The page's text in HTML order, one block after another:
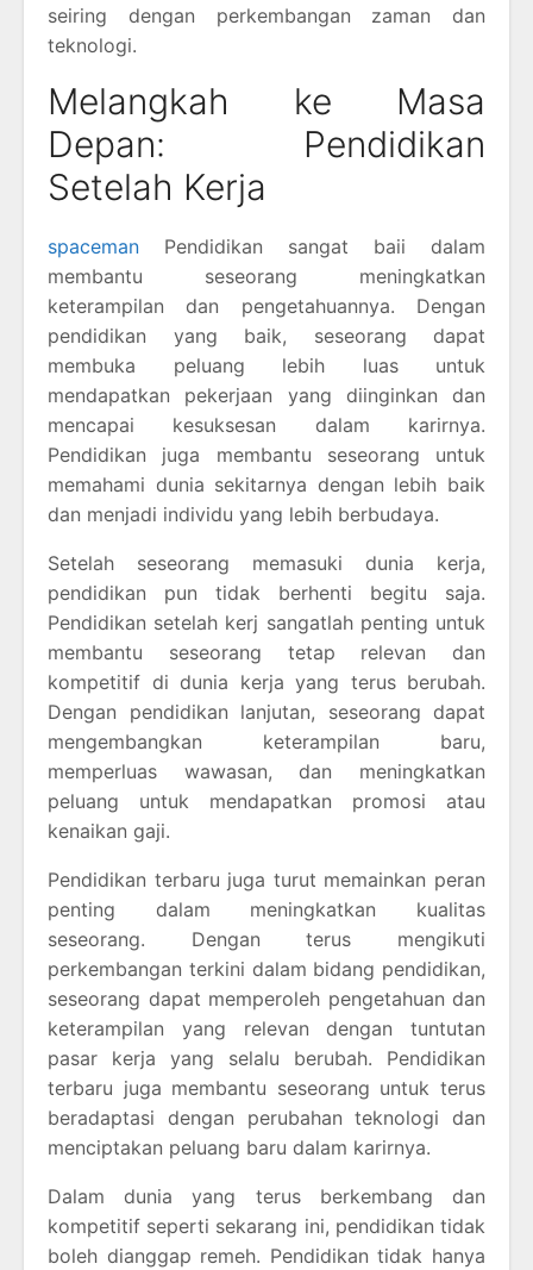
seiring dengan perkembangan zaman dan
teknologi.
Melangkah ke Masa
Depan: Pendidikan
Setelah Kerja
spaceman Pendidikan sangat baii dalam
membantu seseorang meningkatkan
keterampilan dan pengetahuannya. Dengan
pendidikan yang baik, seseorang dapat
membuka peluang lebih luas untuk
mendapatkan pekerjaan yang diinginkan dan
mencapai kesuksesan dalam karirnya.
Pendidikan juga membantu seseorang untuk
memahami dunia sekitarnya dengan lebih baik
dan menjadi individu yang lebih berbudaya.
Setelah seseorang memasuki dunia kerja,
pendidikan pun tidak berhenti begitu saja.
Pendidikan setelah kerj sangatlah penting untuk
membantu seseorang tetap relevan dan
kompetitif di dunia kerja yang terus berubah.
Dengan pendidikan lanjutan, seseorang dapat
mengembangkan keterampilan baru,
memperluas wawasan, dan meningkatkan
peluang untuk mendapatkan promosi atau
kenaikan gaji.
Pendidikan terbaru juga turut memainkan peran
penting dalam meningkatkan kualitas
seseorang. Dengan terus mengikuti
perkembangan terkini dalam bidang pendidikan,
seseorang dapat memperoleh pengetahuan dan
keterampilan yang relevan dengan tuntutan
pasar kerja yang selalu berubah. Pendidikan
terbaru juga membantu seseorang untuk terus
beradaptasi dengan perubahan teknologi dan
menciptakan peluang baru dalam karirnya.
Dalam dunia yang terus berkembang dan
kompetitif seperti sekarang ini, pendidikan tidak
boleh dianggap remeh. Pendidikan tidak hanya